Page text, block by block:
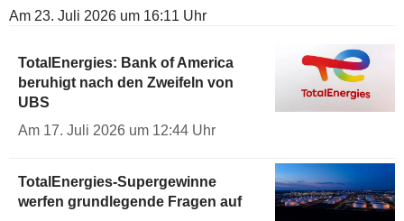
Am 23. Juli 2026 um 16:11 Uhr
TotalEnergies: Bank of America
beruhigt nach den Zweifeln von
UBS
Am 17. Juli 2026 um 12:44 Uhr
TotalEnergies-Supergewinne
werfen grundlegende Fragen auf